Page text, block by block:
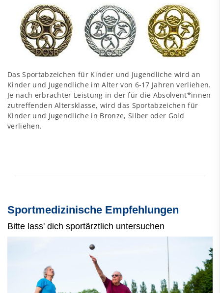
Das Sportabzeichen für Kinder und Jugendliche wird an
Kinder und Jugendliche im Alter von 6-17 Jahren verliehen.
Je nach erbrachter Leistung in der für die Absolvent*innen
zutreffenden Altersklasse, wird das Sportabzeichen für
Kinder und Jugendliche in Bronze, Silber oder Gold
verliehen.
Sportmedizinische Empfehlungen
Bitte lass' dich sportärztlich untersuchen